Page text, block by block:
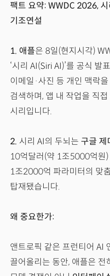
팩트 요약: WWDC 2026,
기조연설
1. 애플은 8일(현지시각)
‘시리 AI(Siri AI)’를 공식 발
이메일·사진 등 개인 맥락
검색하며, 앱 내 작업을 직
시리입니다.
2. 시리 AI의 두뇌는 구글 제
10억달러(약 1조5000억원)
1조2000억 파라미터의 맞
탑재됐습니다.
왜 중요한가:
앤트로픽 같은 프런티어 AI
끌어올리는 동안, 애플은 전